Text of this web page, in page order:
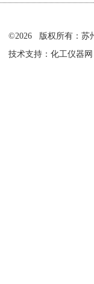
©2026 版权所有：苏
技术支持： 化工仪器网